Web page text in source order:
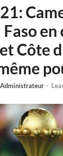
Côte
Administrateur -